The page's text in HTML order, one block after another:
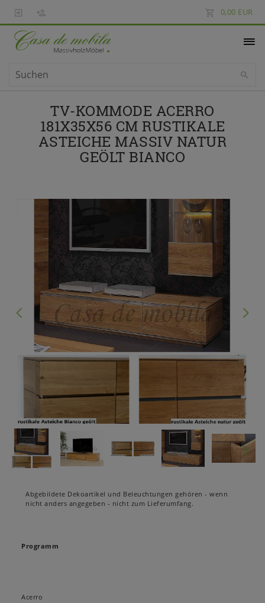
0,00 EUR
TV-KOMMODE ACERRO
181X35X56 CM RUSTIKALE
ASTEICHE MASSIV NATUR
GEÖLT BIANCO
Abgebildete Dekoartikel und Beleuchtungen gehören - wenn
nicht anders angegeben - nicht zum Lieferumfang.
Programm
Acerro